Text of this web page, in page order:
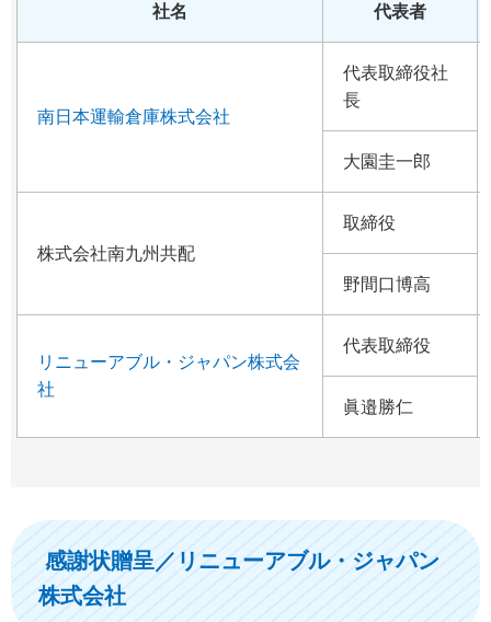
社名 代表者
南日本運輸倉庫株式会社
代表取締役社
長
大園圭一郎
株式会社南九州共配
取締役
野間口博高
リニューアブル・ジャパン株式会
社
代表取締役
眞邉勝仁
感謝状贈呈／リニューアブル・ジャパン
株式会社